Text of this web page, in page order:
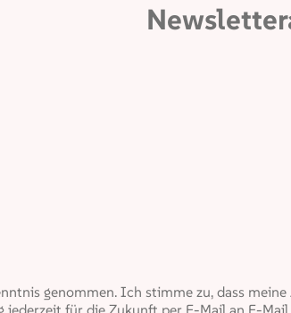
genommen. Ich stimme zu, dass